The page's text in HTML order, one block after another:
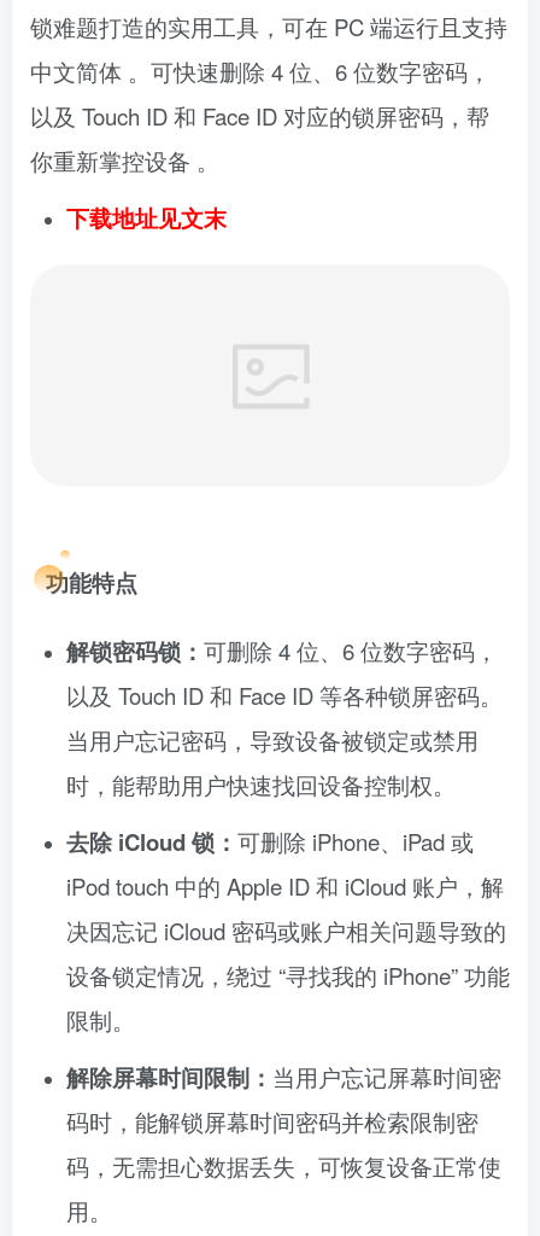
锁难题打造的实用工具，可在 PC 端运行且支持
中文简体 。可快速删除 4 位、6 位数字密码，
以及 Touch ID 和 Face ID 对应的锁屏密码，帮
你重新掌控设备 。
下载地址见文末
功能特点
解锁密码锁： 可删除 4 位、6 位数字密码，
以及 Touch ID 和 Face ID 等各种锁屏密码。
当用户忘记密码，导致设备被锁定或禁用
时，能帮助用户快速找回设备控制权。
去除 iCloud 锁： 可删除 iPhone、iPad 或
iPod touch 中的 Apple ID 和 iCloud 账户，解
决因忘记 iCloud 密码或账户相关问题导致的
设备锁定情况，绕过 “寻找我的 iPhone” 功能
限制。
解除屏幕时间限制： 当用户忘记屏幕时间密
码时，能解锁屏幕时间密码并检索限制密
码，无需担心数据丢失，可恢复设备正常使
用。